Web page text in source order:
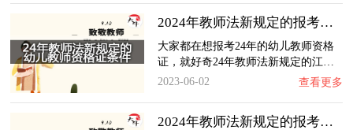
2024年教师法新规定的报考江西幼儿教师资格证…
大家都在想报考24年的幼儿教师资格
证，就好奇24年教师法新规定的江…
2023-06-02
查看更多
2024年教师法新规定的报考贵州幼儿教师资格证…